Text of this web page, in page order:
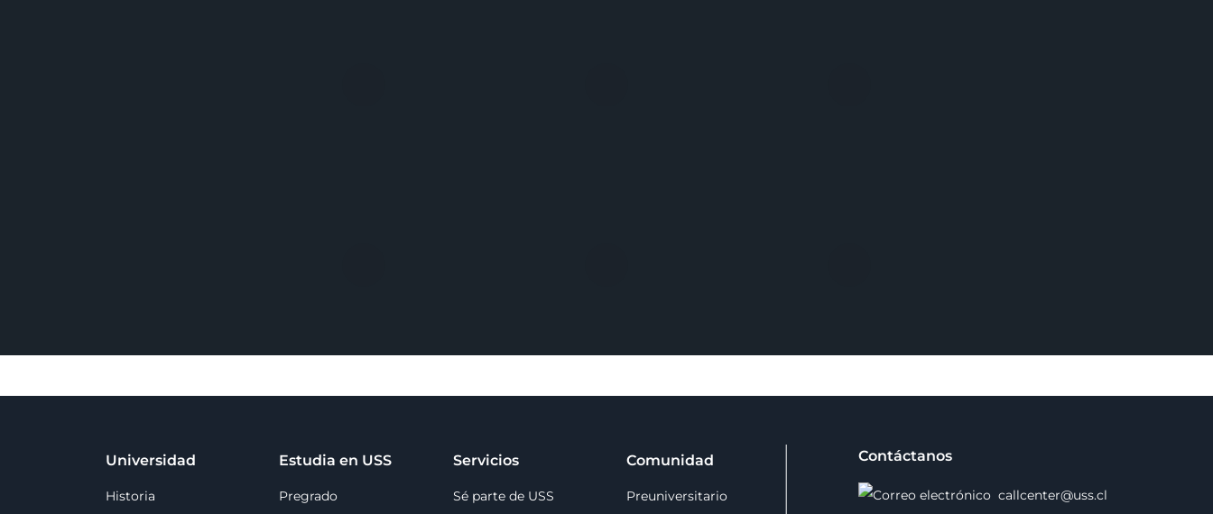
Universidad
Historia
Estudia en USS
Pregrado
Servicios
Sé parte de USS
Comunidad
Preuniversitario
Contáctanos
callcenter@uss.cl